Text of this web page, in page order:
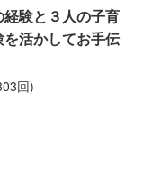
シッター
験と３人の子育
活かしてお手伝
回)